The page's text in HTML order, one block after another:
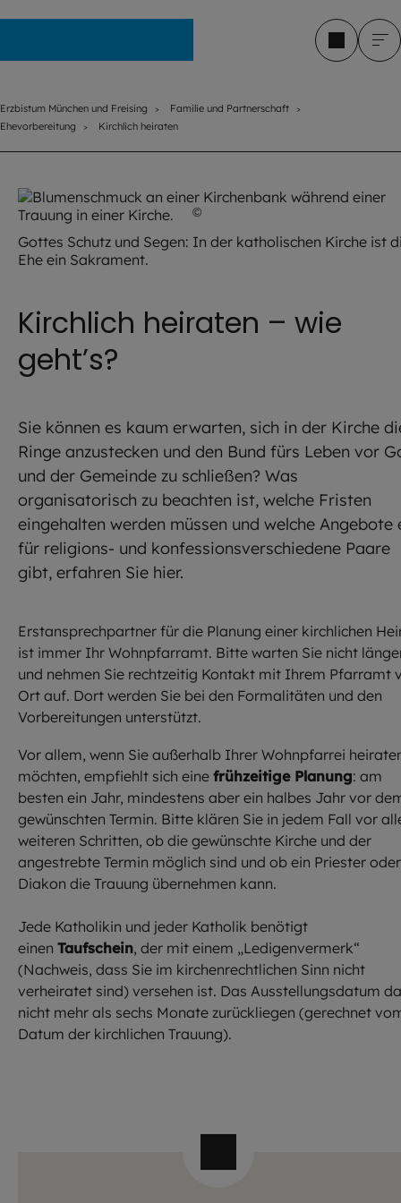
Erzbistum München und Freising
Familie und Partnerschaft
Ehevorbereitung
Kirchlich heiraten
©
Gottes Schutz und Segen: In der katholischen Kirche ist
Ehe ein Sakrament.
Kirchlich heiraten – wie
geht’s?
Sie können es kaum erwarten, sich in der Kirche
Ringe anzustecken und den Bund fürs Leben vor
und der Gemeinde zu schließen? Was
organisatorisch zu beachten ist, welche Fristen
eingehalten werden müssen und welche Angebote
für religions- und konfessionsverschiedene Paare
gibt, erfahren Sie hier.
Erstansprechpartner für die Planung einer kirchlichen
ist immer Ihr Wohnpfarramt. Bitte warten Sie nicht
und nehmen Sie rechtzeitig Kontakt mit Ihrem Pfarramt
Ort auf. Dort werden Sie bei den Formalitäten und den
Vorbereitungen unterstützt.
Vor allem, wenn Sie außerhalb Ihrer Wohnpfarrei
möchten, empfiehlt sich eine frühzeitige Planung: am
besten ein Jahr, mindestens aber ein halbes Jahr vor
gewünschten Termin. Bitte klären Sie in jedem Fall vor
weiteren Schritten, ob die gewünschte Kirche und der
angestrebte Termin möglich sind und ob ein Priester oder
Diakon die Trauung übernehmen kann.
Jede Katholikin und jeder Katholik benötigt
einen Taufschein, der mit einem „Ledigenvermerk“
(Nachweis, dass Sie im kirchenrechtlichen Sinn nicht
verheiratet sind) versehen ist. Das Ausstellungsdatum
nicht mehr als sechs Monate zurückliegen (gerechnet
Datum der kirchlichen Trauung).